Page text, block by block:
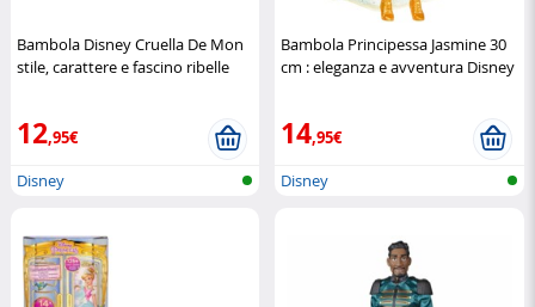
Bambola Disney Cruella De Mon
stile, carattere e fascino ribelle
12,95€
Disney
Bambola Principessa Jasmine 30
cm : eleganza e avventura Disney
14,95€
Disney